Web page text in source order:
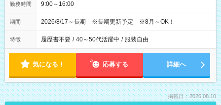
勤務時間 9:00～16:00
期間 2026/8/17～長期 ※長期更新予定 ※8月～OK！
特徴 履歴書不要 / 40～50代活躍中 / 服装自由
気になる！ 応募する 詳細へ
掲載日：2026.08.10